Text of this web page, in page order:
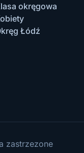
okręgowa
Łódź
zastrzezone